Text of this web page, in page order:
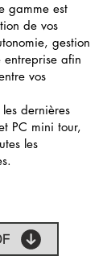
gamme est
de vos
gestion
entreprise afin
vos
dernières
PC mini tour,
les